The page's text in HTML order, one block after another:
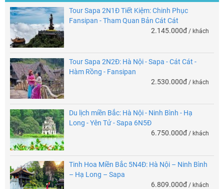
Tour Sapa 2N1Đ Tiết Kiệm: Chinh Phục
Fansipan - Tham Quan Bản Cát Cát
2.145.000đ / khách
Tour Sapa 2N2Đ: Hà Nội - Sapa - Cát Cát -
Hàm Rồng - Fansipan
2.530.000đ / khách
Du lịch miền Bắc: Hà Nội - Ninh Bình - Hạ
Long - Yên Tử - Sapa 6N5Đ
6.750.000đ / khách
Tinh Hoa Miền Bắc 5N4Đ: Hà Nội – Ninh Bình
– Hạ Long – Sapa
6.809.000đ / khách